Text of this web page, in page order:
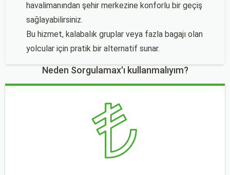
havalimanından şehir merkezine konforlu bir geçiş
sağlayabilirsiniz.
Bu hizmet, kalabalık gruplar veya fazla bagajı olan
yolcular için pratik bir alternatif sunar.
Neden Sorgulamax'ı kullanmalıyım?